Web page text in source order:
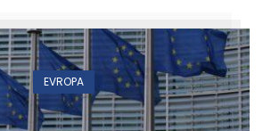
EVROPA